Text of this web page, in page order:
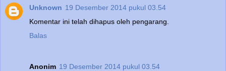
Unknown 19 Desember 2014 pukul 03.54
Komentar ini telah dihapus oleh pengarang.
Balas
Anonim 19 Desember 2014 pukul 03.54